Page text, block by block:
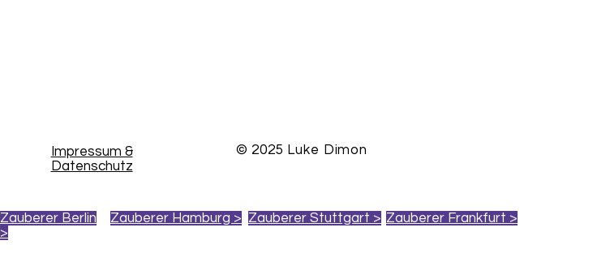
Impressum &
Datenschutz
© 2025 Luke Dimon
Zauberer Berlin
>
Zauberer Hamburg > Zauberer Stuttgart > Zauberer Frankfurt >